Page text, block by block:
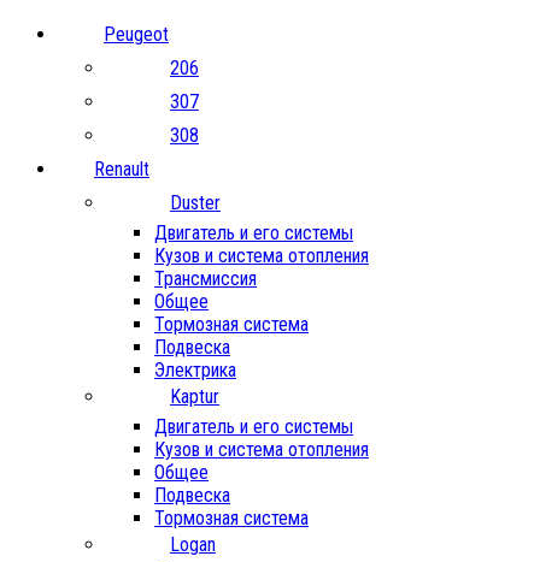
Peugeot
206
307
308
Renault
Duster
Двигатель и его системы
Кузов и система отопления
Трансмиссия
Общее
Тормозная система
Подвеска
Электрика
Kaptur
Двигатель и его системы
Кузов и система отопления
Общее
Подвеска
Тормозная система
Logan